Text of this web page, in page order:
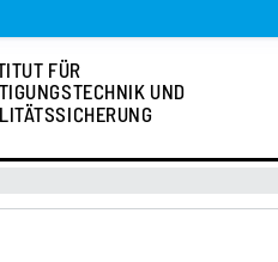
FÜR
UND